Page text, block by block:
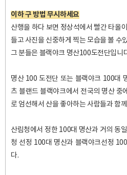
이하 구 방법 무시하세요
산행을 하다 보면 정상석에서 빨간 타올
들고 사진을 신중하게 찍는 모습을 볼 수
그 분들은 블랙야크 명산100도전단입니
명산 100 도전단 또는 블랙야크 100대
츠 블랜드 블랙야크에서 전국의 명산 중
로 엄선해서 산을 좋아하는 사람들과 함
산림청에서 정한 100대 명산과 거의 동
청 선정 100대 명산과 블랙야크선정
다.